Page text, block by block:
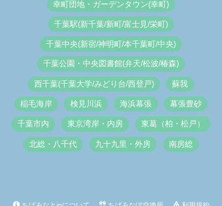
幸町団地・ガーデンタウン(幸町)
千葉駅(新千葉/新町/富士見/栄町)
千葉中央(新宿/神明町/本千葉町/中央)
千葉公園・中央図書館(弁天/松波/椿森)
西千葉(千葉大学/みどり台/西登戸) 蘇我
稲毛海岸 検見川浜 海浜幕張 幕張豊砂
千葉市内 東京湾岸・内房 東葛（柏・松戸）
北総・八千代 九十九里・外房 南房総